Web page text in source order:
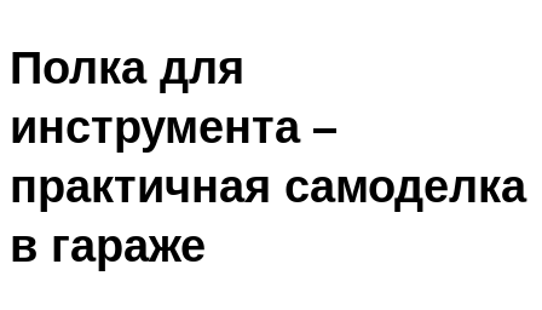
Полка для
инструмента –
практичная самоделка
в гараже